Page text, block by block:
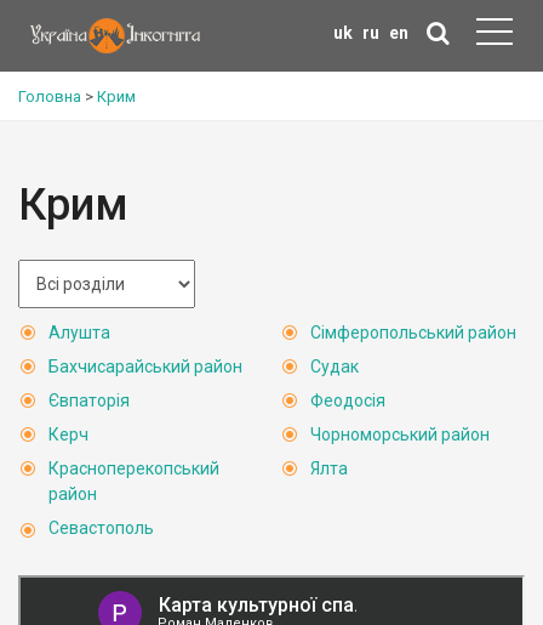
uk ru en
Головна > Крим
Крим
Алушта
Бахчисарайський район
Євпаторія
Керч
Красноперекопський
район
Севастополь
Сімферопольський район
Судак
Феодосія
Чорноморський район
Ялта